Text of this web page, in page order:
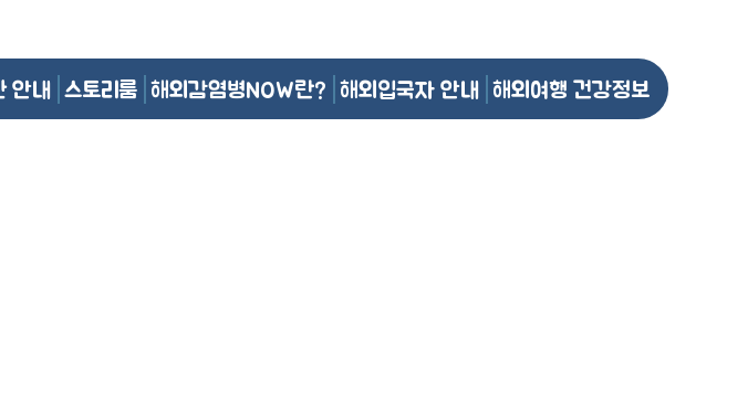
안내 스토리룸 해외감염병NOW란? 해외입국자 안내 해외여행 건강정보